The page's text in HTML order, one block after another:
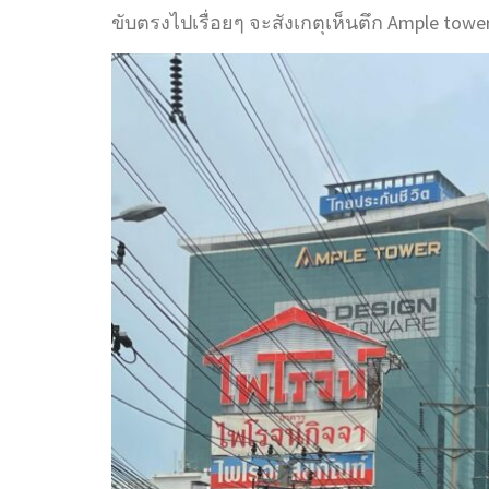
ขับตรงไปเรื่อยๆ จะสังเกตุเห็นตึก Ample